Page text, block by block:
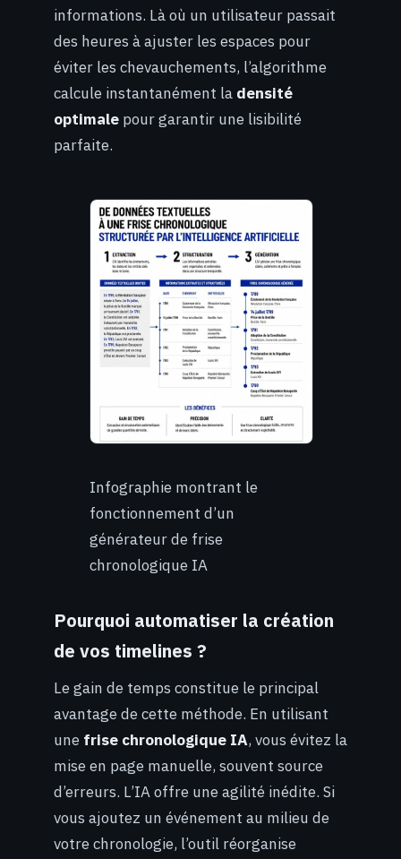
informations. Là où un utilisateur passait
des heures à ajuster les espaces pour
éviter les chevauchements, l’algorithme
calcule instantanément la densité
optimale pour garantir une lisibilité
parfaite.
Infographie montrant le
fonctionnement d’un
générateur de frise
chronologique IA
Pourquoi automatiser la création
de vos timelines ?
Le gain de temps constitue le principal
avantage de cette méthode. En utilisant
une frise chronologique IA, vous évitez la
mise en page manuelle, souvent source
d’erreurs. L’IA offre une agilité inédite. Si
vous ajoutez un événement au milieu de
votre chronologie, l’outil réorganise